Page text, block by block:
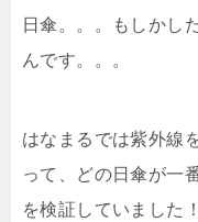
日傘。。。もしかし
んです。。。
はなまるでは紫外線
って、どの日傘が一
を検証していました！